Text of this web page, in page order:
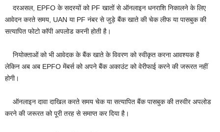
दरअसल, EPFO के सदस्यों को PF खातों से ऑनलाइन धनराशि निकालने के लिए
आवेदन करते समय, UAN या PF नंबर से जुड़े बैंक खाते की चेक लीफ या पासबुक की
सत्यापित फोटो कॉपी अपलोड करनी होती है।
नियोक्ताओं को भी आवेदक के बैंक खाते के विवरण को स्वीकृत करना आवश्यक है
लेकिन अब अब EPFO मेंबर्स को अपने बैंक अकाउंट को वेरीफाई करने की जरूरत नहीं
होगी।
ऑनलाइन दावा दाखिल करते समय चेक या सत्यापित बैंक पासबुक की तस्वीर अपलोड
करने की जरूरत को पूरी तरह से समाप्त कर दिया है।